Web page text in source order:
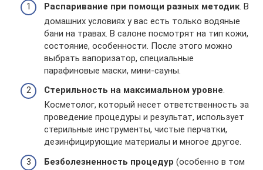
Распаривание при помощи разных методик. В
домашних условиях у вас есть только водяные
бани на травах. В салоне посмотрят на тип кожи,
состояние, особенности. После этого можно
выбрать вапоризатор, специальные
парафиновые маски, мини-сауны.
Стерильность на максимальном уровне.
Косметолог, который несет ответственность за
проведение процедуры и результат, использует
стерильные инструменты, чистые перчатки,
дезинфицирующие материалы и многое другое.
Безболезненность процедур (особенно в том